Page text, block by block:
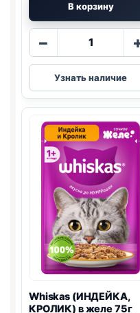
В корзину
−
Whiskas
(ФОРЕЛЬ,
ЛОСОСЬ)
желе
75г
Узнать наличие
Whiskas (ИНДЕЙКА,
КРОЛИК) в желе 75г